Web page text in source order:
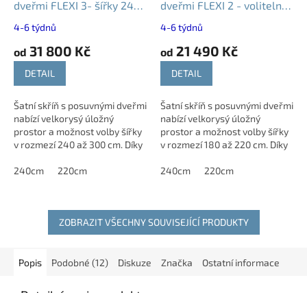
dveřmi FLEXI 3- šířky 240
4-6 týdnů
od 31 800 Kč
DETAIL
Šatní skříň s posuvnými dveřmi
nabízí velkorysý úložný
prostor a možnost volby šířky
v rozmezí 240 až 300 cm. Díky
výběru z 15 dekorů ji snadno...
240cm 220cm
dveřmi FLEXI 2 - volitelná
4-6 týdnů
od 21 490 Kč
DETAIL
Šatní skříň s posuvnými dveřmi
nabízí velkorysý úložný
prostor a možnost volby šířky
v rozmezí 180 až 220 cm. Díky
výběru z 15 dekorů ji...
240cm 220cm
ZOBRAZIT VŠECHNY SOUVISEJÍCÍ PRODUKTY
Popis Podobné (12) Diskuze Značka Ostatní informace